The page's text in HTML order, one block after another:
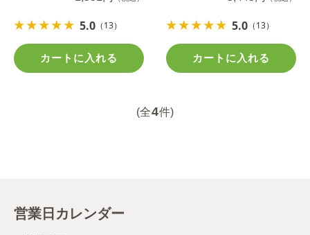
5.0 （13）
カートに入れる
5.0 （13）
カートに入れる
(全4件)
営業日カレンダー